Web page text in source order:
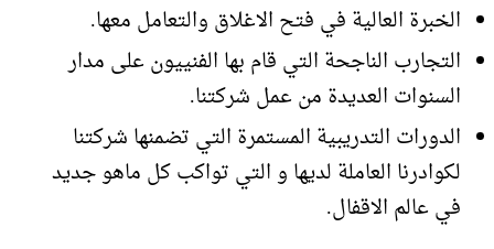
الخبرة العالية في فتح الاغلاق والتعامل معها.
التجارب الناجحة التي قام بها الفنييون على مدار
السنوات العديدة من عمل شركتنا.
الدورات التدريبية المستمرة التي تضمنها شركتنا
لكوادرنا العاملة لديها و التي تواكب كل ماهو جديد
في عالم الاقفال.